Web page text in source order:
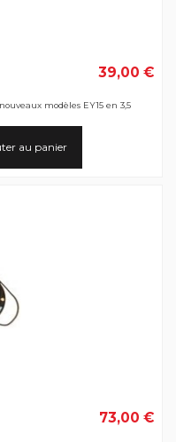
39,00 €
modèles EY15 en 3,5
au panier
73,00 €